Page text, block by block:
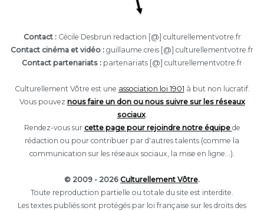
Contact :Cécile Desbrun redaction [@] culturellementvotre.fr
Contact cinéma et vidéo : guillaume.creis [@] culturellementvotre.fr
Contact partenariats : partenariats [@] culturellementvotre.fr
Culturellement Vôtre est une association loi 1901 à but non lucratif.
Vous pouvez nous faire un don ou nous suivre sur les réseaux
sociaux.
Rendez-vous sur cette page pour rejoindre notre équipe de
rédaction ou pour contribuer par d'autres talents (comme la
communication sur les réseaux sociaux, la mise en ligne...).
© 2009 - 2026 Culturellement Vôtre.
Toute reproduction partielle ou totale du site est interdite.
Les textes publiés sont protégés par loi française sur les droits des